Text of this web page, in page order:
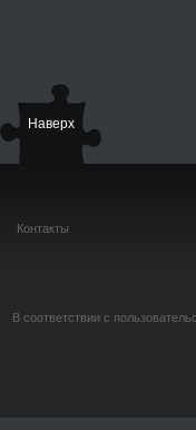
Наверх
Контакты
В соответствии с